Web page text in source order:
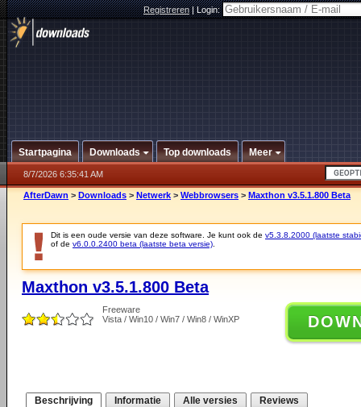
Registreren|Login:
Startpagina Downloads Top downloads Meer
8/7/2026 6:35:41 AM
AfterDawn > Downloads > Netwerk > Webbrowsers > Maxthon v3.5.1.800 Beta
Dit is een oude versie van deze software. Je kunt ook de v5.3.8.2000 (laatste
of de v6.0.0.2400 beta (laatste beta versie)
Maxthon v3.5.1.800 Beta
Freeware
Vista / Win10 / Win7 / Win8 / WinXP
Beschrijving Informatie Alle versies Reviews